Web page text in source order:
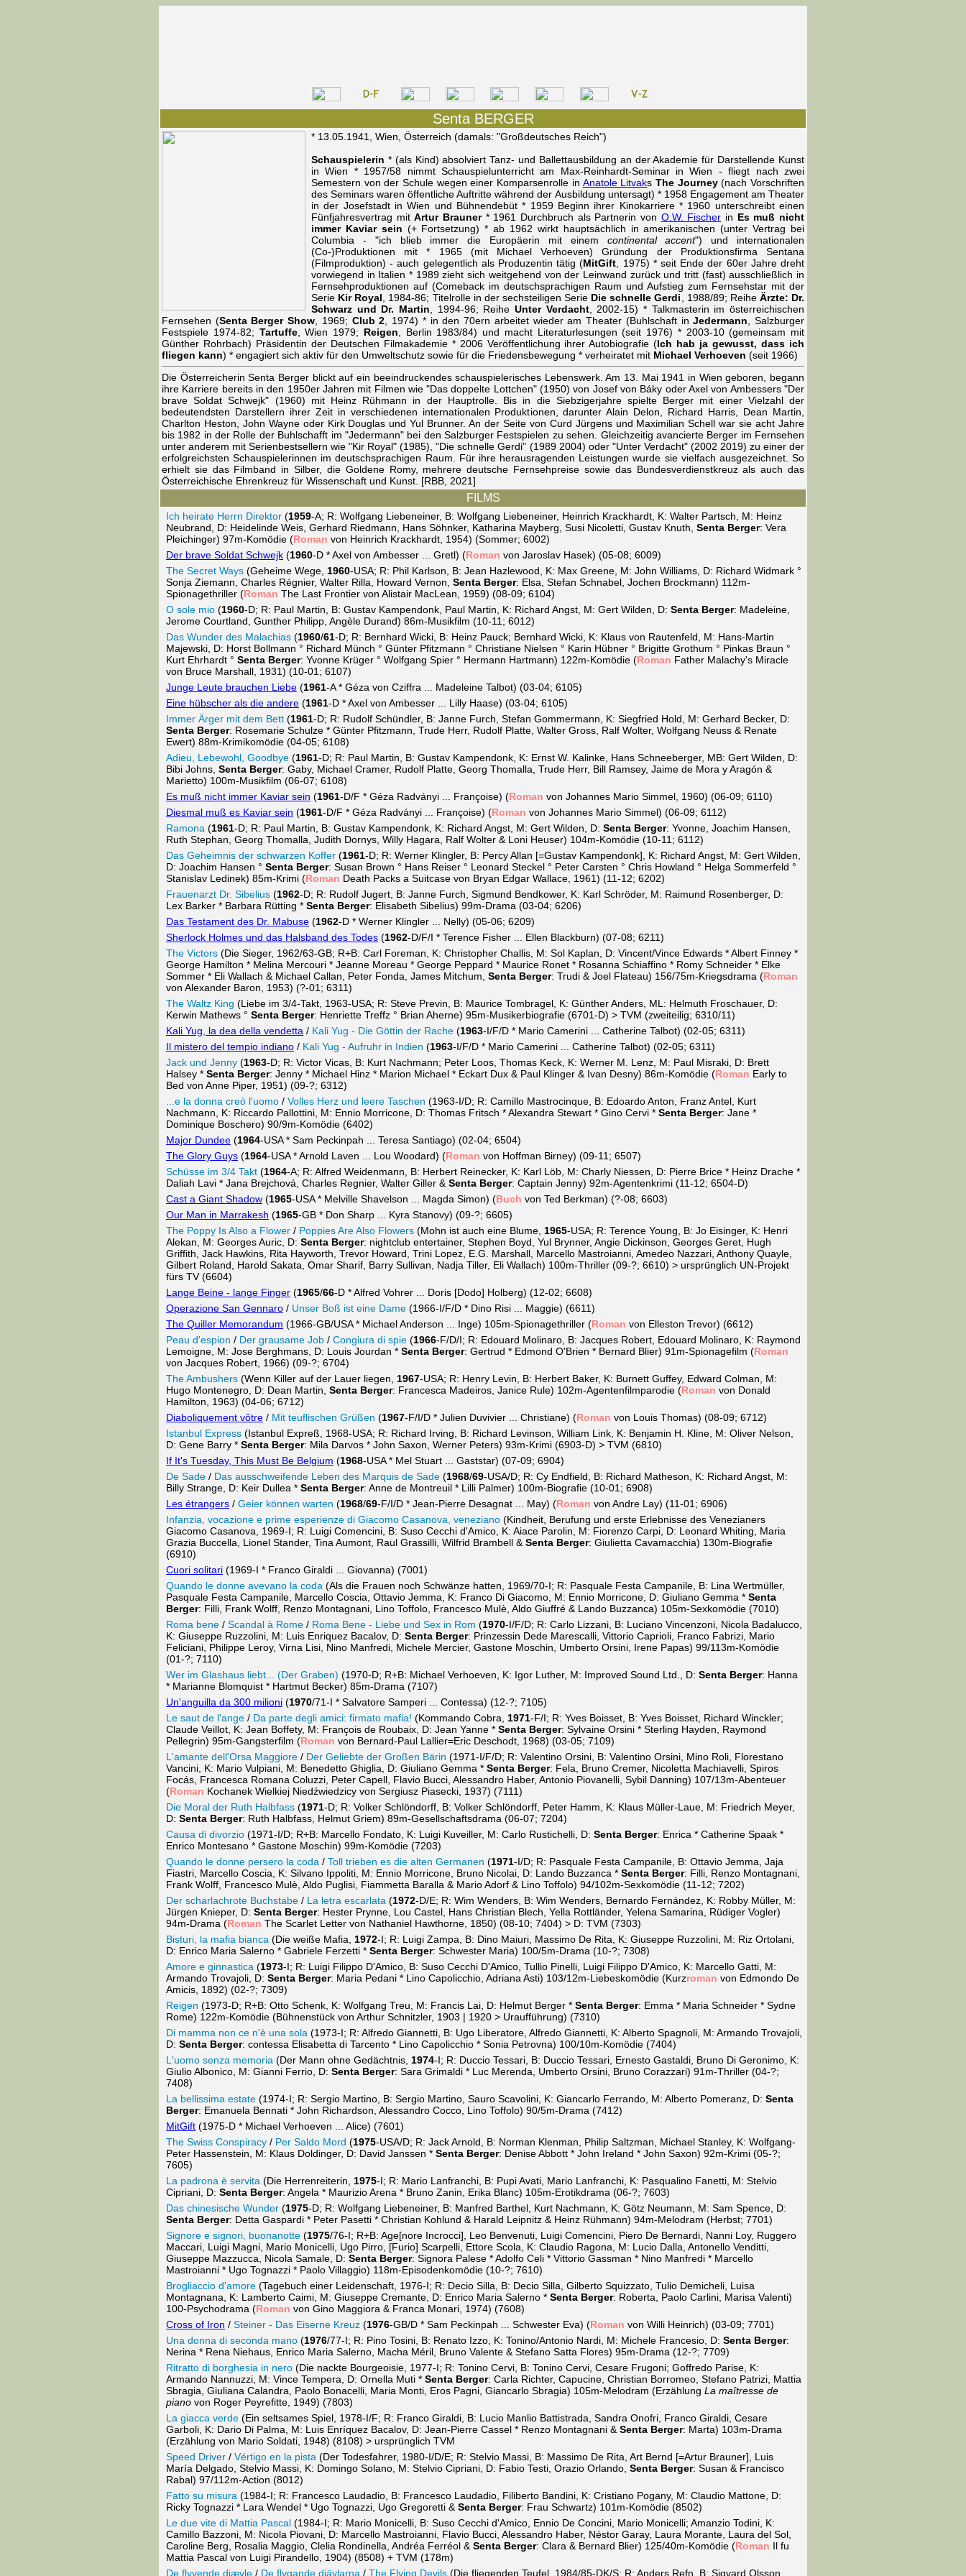
Senta BERGER
* 13.05.1941, Wien, Österreich (damals: "Großdeutsches Reich")
Schauspielerin * (als Kind) absolviert Tanz- und Ballettausbildung an der Akademie für Darstellende Kunst
in Wien * 1957/58 nimmt Schauspielunterricht am Max-Reinhardt-Seminar in Wien - fliegt nach zwei
Semestern von der Schule wegen einer Komparsenrolle in Anatole Litvaks The Journey(nach Vorschriften
des Seminars waren öffentliche Auftritte während der Ausbildung untersagt) * 1958 Engagement am Theater
in der Josefstadt in Wien und Bühnendebüt * 1959 Beginn ihrer Kinokarriere * 1960 unterschreibt einen
Fünfjahresvertrag mitArtur Brauner* 1961 Durchbruch als Partnerin von O.W. Fischer in Es muß nicht
immer Kaviar sein (+ Fortsetzung) * ab 1962 wirkt hauptsächlich in amerikanischen (unter Vertrag bei
Columbia - "ich blieb immer die Europäerin mit einem continental accent") und internationalen
(Co-)Produktionen mit * 1965 (mit Michael Verhoeven) Gründung der Produktionsfirma Sentana
(Filmproduktion) - auch gelegentlich als Produzentin tätig (MitGift , 1975) * seit Ende der 60er Jahre dreht
vorwiegend in Italien * 1989 zieht sich weitgehend von der Leinwand zurück und tritt (fast) ausschließlich in
Fernsehproduktionen auf (Comeback im deutschsprachigen Raum und Aufstieg zum Fernsehstar mit der
Serie Kir Royal , 1984-86; Titelrolle in der sechsteiligen Serie Die schnelle Gerdi , 1988/89; Reihe Ärzte: Dr.
Schwarz und Dr. Martin , 1994-96; Reihe Unter Verdacht, 2002-15) * Talkmasterin im österreichischen
Fernsehen (Senta Berger Show , 1969; Club 2 , 1974) * in den 70ern arbeitet wieder am Theater (Buhlschaft inJedermann , Salzburger
Festspiele 1974-82; Tartuffe, Wien 1979; Reigen , Berlin 1983/84) und macht Literaturlesungen (seit 1976) * 2003-10 (gemeinsam mit
Günther Rohrbach) Präsidentin der Deutschen Filmakademie * 2006 Veröffentlichung ihrer Autobiografie (Ich hab ja gewusst, dass ich
fliegen kann) * engagiert sich aktiv für den Umweltschutz sowie für die Friedensbewegung * verheiratet mit Michael Verhoeven (seit 1966)
Die Österreicherin Senta Berger blickt auf ein beeindruckendes schauspielerisches Lebenswerk. Am 13. Mai 1941 in Wien geboren, begann
ihre Karriere bereits in den 1950er Jahren mit Filmen wie "Das doppelte Lottchen" (1950) von Josef von Báky oder Axel von Ambessers "Der
brave Soldat Schwejk" (1960) mit Heinz Rühmann in der Hauptrolle. Bis in die Siebzigerjahre spielte Berger mit einer Vielzahl der
bedeutendsten Darstellern ihrer Zeit in verschiedenen internationalen Produktionen, darunter Alain Delon, Richard Harris, Dean Martin,
Charlton Heston, John Wayne oder Kirk Douglas und Yul Brunner. An der Seite von Curd Jürgens und Maximilian Schell war sie acht Jahre
bis 1982 in der Rolle der Buhlschafft im "Jedermann" bei den Salzburger Festspielen zu sehen. Gleichzeitig avancierte Berger im Fernsehen
unter anderem mit Serienbestsellern wie "Kir Royal" (1985), "Die schnelle Gerdi" (1989 2004) oder "Unter Verdacht" (2002 2019) zu einer der
erfolgreichsten Schauspielerinnen im deutschsprachigen Raum. Für ihre herausragenden Leistungen wurde sie vielfach ausgezeichnet. So
erhielt sie das Filmband in Silber, die Goldene Romy, mehrere deutsche Fernsehpreise sowie das Bundesverdienstkreuz als auch das
Österreichische Ehrenkreuz für Wissenschaft und Kunst. [RBB, 2021]
FILMS
Ich heirate Herrn Direktor (1959-A; R: Wolfgang Liebeneiner, B: Wolfgang Liebeneiner, Heinrich Krackhardt, K: Walter Partsch, M: Heinz
Neubrand, D: Heidelinde Weis, Gerhard Riedmann, Hans Söhnker, Katharina Mayberg, Susi Nicoletti, Gustav Knuth, Senta Berger: Vera
Pleichinger) 97m-Komödie (Roman von Heinrich Krackhardt, 1954) (Sommer; 6002)
Der brave Soldat Schwejk (1960-D * Axel von Ambesser ... Gretl) (Roman von Jaroslav Hasek) (05-08; 6009)
The Secret Ways (Geheime Wege, 1960-USA; R: Phil Karlson, B: Jean Hazlewood, K: Max Greene, M: John Williams, D: Richard Widmark °
Sonja Ziemann, Charles Régnier, Walter Rilla, Howard Vernon, Senta Berger: Elsa, Stefan Schnabel, Jochen Brockmann) 112m-
Spionagethriller (Roman The Last Frontier von Alistair MacLean, 1959) (08-09; 6104)
O sole mio (1960-D; R: Paul Martin, B: Gustav Kampendonk, Paul Martin, K: Richard Angst, M: Gert Wilden, D: Senta Berger: Madeleine,
Jerome Courtland, Gunther Philipp, Angèle Durand) 86m-Musikfilm (10-11; 6012)
Das Wunder des Malachias (1960/61-D; R: Bernhard Wicki, B: Heinz Pauck; Bernhard Wicki, K: Klaus von Rautenfeld, M: Hans-Martin
Majewski, D: Horst Bollmann ° Richard Münch ° Günter Pfitzmann ° Christiane Nielsen ° Karin Hübner ° Brigitte Grothum ° Pinkas Braun °
Kurt Ehrhardt ° Senta Berger: Yvonne Krüger ° Wolfgang Spier ° Hermann Hartmann) 122m-Komödie (Roman Father Malachy's Miracle
von Bruce Marshall, 1931) (10-01; 6107)
Junge Leute brauchen Liebe (1961-A * Géza von Cziffra ... Madeleine Talbot) (03-04; 6105)
Eine hübscher als die andere (1961-D * Axel von Ambesser ... Lilly Haase) (03-04; 6105)
Immer Ärger mit dem Bett (1961-D; R: Rudolf Schündler, B: Janne Furch, Stefan Gommermann, K: Siegfried Hold, M: Gerhard Becker, D:
Senta Berger: Rosemarie Schulze * Günter Pfitzmann, Trude Herr, Rudolf Platte, Walter Gross, Ralf Wolter, Wolfgang Neuss & Renate
Ewert) 88m-Krimikomödie (04-05; 6108)
Adieu, Lebewohl, Goodbye (1961-D; R: Paul Martin, B: Gustav Kampendonk, K: Ernst W. Kalinke, Hans Schneeberger, MB: Gert Wilden, D:
Bibi Johns, Senta Berger: Gaby, Michael Cramer, Rudolf Platte, Georg Thomalla, Trude Herr, Bill Ramsey, Jaime de Mora y Aragón &
Marietto) 100m-Musikfilm (06-07; 6108)
Es muß nicht immer Kaviar sein (1961-D/F * Géza Radványi ... Françoise) (Roman von Johannes Mario Simmel, 1960) (06-09; 6110)
Diesmal muß es Kaviar sein (1961-D/F * Géza Radványi ... Françoise) (Roman von Johannes Mario Simmel) (06-09; 6112)
Ramona (1961-D; R: Paul Martin, B: Gustav Kampendonk, K: Richard Angst, M: Gert Wilden, D: Senta Berger: Yvonne, Joachim Hansen,
Ruth Stephan, Georg Thomalla, Judith Dornys, Willy Hagara, Ralf Wolter & Loni Heuser) 104m-Komödie (10-11; 6112)
Das Geheimnis der schwarzen Koffer (1961-D; R: Werner Klingler, B: Percy Allan [=Gustav Kampendonk], K: Richard Angst, M: Gert Wilden,
D: Joachim Hansen ° Senta Berger: Susan Brown ° Hans Reiser ° Leonard Steckel ° Peter Carsten ° Chris Howland ° Helga Sommerfeld °
Stanislav Ledinek) 85m-Krimi (Roman Death Packs a Suitcase von Bryan Edgar Wallace, 1961) (11-12; 6202)
Frauenarzt Dr. Sibelius (1962-D; R: Rudolf Jugert, B: Janne Furch, Sigmund Bendkower, K: Karl Schröder, M: Raimund Rosenberger, D:
Lex Barker * Barbara Rütting * Senta Berger: Elisabeth Sibelius) 99m-Drama (03-04; 6206)
Das Testament des Dr. Mabuse (1962-D * Werner Klingler ... Nelly) (05-06; 6209)
Sherlock Holmes und das Halsband des Todes (1962-D/F/I * Terence Fisher ... Ellen Blackburn) (07-08; 6211)
The Victors (Die Sieger, 1962/63-GB; R+B: Carl Foreman, K: Christopher Challis, M: Sol Kaplan, D: Vincent/Vince Edwards * Albert Finney *
George Hamilton * Melina Mercouri * Jeanne Moreau * George Peppard * Maurice Ronet * Rosanna Schiaffino * Romy Schneider * Elke
Sommer * Eli Wallach & Michael Callan, Peter Fonda, James Mitchum, Senta Berger: Trudi & Joel Flateau) 156/75m-Kriegsdrama (Roman
von Alexander Baron, 1953) (?-01; 6311)
The Waltz King (Liebe im 3/4-Takt, 1963-USA; R: Steve Previn, B: Maurice Tombragel, K: Günther Anders, ML: Helmuth Froschauer, D:
Kerwin Mathews ° Senta Berger: Henriette Treffz ° Brian Aherne) 95m-Musikerbiografie (6701-D) > TVM (zweiteilig; 6310/11)
Kali Yug, la dea della vendetta / Kali Yug - Die Göttin der Rache (1963-I/F/D * Mario Camerini ... Catherine Talbot) (02-05; 6311)
Il mistero del tempio indiano / Kali Yug - Aufruhr in Indien (1963-I/F/D * Mario Camerini ... Catherine Talbot) (02-05; 6311)
Jack und Jenny (1963-D; R: Victor Vicas, B: Kurt Nachmann; Peter Loos, Thomas Keck, K: Werner M. Lenz, M: Paul Misraki, D: Brett
Halsey * Senta Berger: Jenny * Michael Hinz * Marion Michael * Eckart Dux & Paul Klinger & Ivan Desny) 86m-Komödie (Roman Early to
Bed von Anne Piper, 1951) (09-?; 6312)
...e la donna creò l'uomo / Volles Herz und leere Taschen (1963-I/D; R: Camillo Mastrocinque, B: Edoardo Anton, Franz Antel, Kurt
Nachmann, K: Riccardo Pallottini, M: Ennio Morricone, D: Thomas Fritsch * Alexandra Stewart * Gino Cervi * Senta Berger: Jane *
Dominique Boschero) 90/9m-Komödie (6402)
Major Dundee (1964-USA * Sam Peckinpah ... Teresa Santiago) (02-04; 6504)
The Glory Guys (1964-USA * Arnold Laven ... Lou Woodard) (Roman von Hoffman Birney) (09-11; 6507)
Schüsse im 3/4 Takt (1964-A; R: Alfred Weidenmann, B: Herbert Reinecker, K: Karl Löb, M: Charly Niessen, D: Pierre Brice * Heinz Drache *
Daliah Lavi * Jana Brejchová, Charles Regnier, Walter Giller & Senta Berger: Captain Jenny) 92m-Agentenkrimi (11-12; 6504-D)
Cast a Giant Shadow (1965-USA * Melville Shavelson ... Magda Simon) (Buch von Ted Berkman) (?-08; 6603)
Our Man in Marrakesh (1965-GB * Don Sharp ... Kyra Stanovy) (09-?; 6605)
The Poppy Is Also a Flower / Poppies Are Also Flowers (Mohn ist auch eine Blume, 1965-USA; R: Terence Young, B: Jo Eisinger, K: Henri
Alekan, M: Georges Auric, D: Senta Berger: nightclub entertainer, Stephen Boyd, Yul Brynner, Angie Dickinson, Georges Geret, Hugh
Griffith, Jack Hawkins, Rita Hayworth, Trevor Howard, Trini Lopez, E.G. Marshall, Marcello Mastroianni, Amedeo Nazzari, Anthony Quayle,
Gilbert Roland, Harold Sakata, Omar Sharif, Barry Sullivan, Nadja Tiller, Eli Wallach) 100m-Thriller (09-?; 6610) > ursprünglich UN-Projekt
fürs TV (6604)
Lange Beine - lange Finger (1965/66-D * Alfred Vohrer ... Doris [Dodo] Holberg) (12-02; 6608)
Operazione San Gennaro / Unser Boß ist eine Dame (1966-I/F/D * Dino Risi ... Maggie) (6611)
The Quiller Memorandum (1966-GB/USA * Michael Anderson ... Inge) 105m-Spionagethriller (Roman von Elleston Trevor) (6612)
Peau d'espion / Der grausame Job / Congiura di spie (1966-F/D/I; R: Edouard Molinaro, B: Jacques Robert, Edouard Molinaro, K: Raymond
Lemoigne, M: Jose Berghmans, D: Louis Jourdan * Senta Berger: Gertrud * Edmond O'Brien * Bernard Blier) 91m-Spionagefilm (Roman
von Jacques Robert, 1966) (09-?; 6704)
The Ambushers (Wenn Killer auf der Lauer liegen, 1967-USA; R: Henry Levin, B: Herbert Baker, K: Burnett Guffey, Edward Colman, M:
Hugo Montenegro, D: Dean Martin, Senta Berger: Francesca Madeiros, Janice Rule) 102m-Agentenfilmparodie (Roman von Donald
Hamilton, 1963) (04-06; 6712)
Diaboliquement vôtre / Mit teuflischen Grüßen (1967-F/I/D * Julien Duvivier ... Christiane) (Roman von Louis Thomas) (08-09; 6712)
Istanbul Express (Istanbul Expreß, 1968-USA; R: Richard Irving, B: Richard Levinson, William Link, K: Benjamin H. Kline, M: Oliver Nelson,
D: Gene Barry * Senta Berger: Mila Darvos * John Saxon, Werner Peters) 93m-Krimi (6903-D) > TVM (6810)
If It's Tuesday, This Must Be Belgium (1968-USA * Mel Stuart ... Gaststar) (07-09; 6904)
De Sade / Das ausschweifende Leben des Marquis de Sade (1968/69-USA/D; R: Cy Endfield, B: Richard Matheson, K: Richard Angst, M:
Billy Strange, D: Keir Dullea * Senta Berger: Anne de Montreuil * Lilli Palmer) 100m-Biografie (10-01; 6908)
Les étrangers / Geier können warten (1968/69-F/I/D * Jean-Pierre Desagnat ... May) (Roman von Andre Lay) (11-01; 6906)
Infanzia, vocazione e prime esperienze di Giacomo Casanova, veneziano (Kindheit, Berufung und erste Erlebnisse des Venezianers
Giacomo Casanova, 1969-I; R: Luigi Comencini, B: Suso Cecchi d'Amico, K: Aiace Parolin, M: Fiorenzo Carpi, D: Leonard Whiting, Maria
Grazia Buccella, Lionel Stander, Tina Aumont, Raul Grassilli, Wilfrid Brambell & Senta Berger: Giulietta Cavamacchia) 130m-Biografie
(6910)
Cuori solitari (1969-I * Franco Giraldi ... Giovanna) (7001)
Quando le donne avevano la coda (Als die Frauen noch Schwänze hatten, 1969/70-I; R: Pasquale Festa Campanile, B: Lina Wertmüller,
Pasquale Festa Campanile, Marcello Coscia, Ottavio Jemma, K: Franco Di Giacomo, M: Ennio Morricone, D: Giuliano Gemma * Senta
Berger: Filli, Frank Wolff, Renzo Montagnani, Lino Toffolo, Francesco Mulè, Aldo Giuffré & Lando Buzzanca) 105m-Sexkomödie (7010)
Roma bene / Scandal à Rome / Roma Bene - Liebe und Sex in Rom (1970-I/F/D; R: Carlo Lizzani, B: Luciano Vincenzoni, Nicola Badalucco,
K: Giuseppe Ruzzolini, M: Luis Enriquez Bacalov, D: Senta Berger: Prinzessin Dede Marescalli, Vittorio Caprioli, Franco Fabrizi, Mario
Feliciani, Philippe Leroy, Virna Lisi, Nino Manfredi, Michele Mercier, Gastone Moschin, Umberto Orsini, Irene Papas) 99/113m-Komödie
(01-?; 7110)
Wer im Glashaus liebt... (Der Graben) (1970-D; R+B: Michael Verhoeven, K: Igor Luther, M: Improved Sound Ltd., D: Senta Berger: Hanna
* Marianne Blomquist * Hartmut Becker) 85m-Drama (7107)
Un'anguilla da 300 milioni (1970/71-I * Salvatore Samperi ... Contessa) (12-?; 7105)
Le saut de l'ange / Da parte degli amici: firmato mafia! (Kommando Cobra, 1971-F/I; R: Yves Boisset, B: Yves Boisset, Richard Winckler;
Claude Veillot, K: Jean Boffety, M: François de Roubaix, D: Jean Yanne * Senta Berger: Sylvaine Orsini * Sterling Hayden, Raymond
Pellegrin) 95m-Gangsterfilm (Roman von Bernard-Paul Lallier=Eric Deschodt, 1968) (03-05; 7109)
L'amante dell'Orsa Maggiore / Der Geliebte der Großen Bärin (1971-I/F/D; R: Valentino Orsini, B: Valentino Orsini, Mino Roli, Florestano
Vancini, K: Mario Vulpiani, M: Benedetto Ghiglia, D: Giuliano Gemma * Senta Berger: Fela, Bruno Cremer, Nicoletta Machiavelli, Spiros
Focás, Francesca Romana Coluzzi, Peter Capell, Flavio Bucci, Alessandro Haber, Antonio Piovanelli, Sybil Danning) 107/13m-Abenteuer
(Roman Kochanek Wielkiej Niedźwiedzicy von Sergiusz Piasecki, 1937) (7111)
Die Moral der Ruth Halbfass (1971-D; R: Volker Schlöndorff, B: Volker Schlöndorff, Peter Hamm, K: Klaus Müller-Laue, M: Friedrich Meyer,
D: Senta Berger: Ruth Halbfass, Helmut Griem) 89m-Gesellschaftsdrama (06-07; 7204)
Causa di divorzio (1971-I/D; R+B: Marcello Fondato, K: Luigi Kuveiller, M: Carlo Rustichelli, D: Senta Berger: Enrica * Catherine Spaak *
Enrico Montesano * Gastone Moschin) 99m-Komödie (7203)
Quando le donne persero la coda / Toll trieben es die alten Germanen (1971-I/D; R: Pasquale Festa Campanile, B: Ottavio Jemma, Jaja
Fiastri, Marcello Coscia, K: Silvano Ippoliti, M: Ennio Morricone, Bruno Nicolai, D: Lando Buzzanca * Senta Berger: Filli, Renzo Montagnani,
Frank Wolff, Francesco Mulè, Aldo Puglisi, Fiammetta Baralla & Mario Adorf & Lino Toffolo) 94/102m-Sexkomödie (11-12; 7202)
Der scharlachrote Buchstabe / La letra escarlata (1972-D/E; R: Wim Wenders, B: Wim Wenders, Bernardo Fernández, K: Robby Müller, M:
Jürgen Knieper, D: Senta Berger: Hester Prynne, Lou Castel, Hans Christian Blech, Yella Rottländer, Yelena Samarina, Rüdiger Vogler)
94m-Drama (Roman The Scarlet Letter von Nathaniel Hawthorne, 1850) (08-10; 7404) > D: TVM (7303)
Bisturi, la mafia bianca (Die weiße Mafia, 1972-I; R: Luigi Zampa, B: Dino Maiuri, Massimo De Rita, K: Giuseppe Ruzzolini, M: Riz Ortolani,
D: Enrico Maria Salerno * Gabriele Ferzetti * Senta Berger: Schwester Maria) 100/5m-Drama (10-?; 7308)
Amore e ginnastica (1973-I; R: Luigi Filippo D'Amico, B: Suso Cecchi D'Amico, Tullio Pinelli, Luigi Filippo D'Amico, K: Marcello Gatti, M:
Armando Trovajoli, D: Senta Berger: Maria Pedani * Lino Capolicchio, Adriana Asti) 103/12m-Liebeskomödie (Kurzroman von Edmondo De
Amicis, 1892) (02-?; 7309)
Reigen (1973-D; R+B: Otto Schenk, K: Wolfgang Treu, M: Francis Lai, D: Helmut Berger * Senta Berger: Emma * Maria Schneider * Sydne
Rome) 122m-Komödie (Bühnenstück von Arthur Schnitzler, 1903 | 1920 > Uraufführung) (7310)
Di mamma non ce n'è una sola (1973-I; R: Alfredo Giannetti, B: Ugo Liberatore, Alfredo Giannetti, K: Alberto Spagnoli, M: Armando Trovajoli,
D: Senta Berger: contessa Elisabetta di Tarcento * Lino Capolicchio * Sonia Petrovna) 100/10m-Komödie (7404)
L'uomo senza memoria (Der Mann ohne Gedächtnis, 1974-I; R: Duccio Tessari, B: Duccio Tessari, Ernesto Gastaldi, Bruno Di Geronimo, K:
Giulio Albonico, M: Gianni Ferrio, D: Senta Berger: Sara Grimaldi * Luc Merenda, Umberto Orsini, Bruno Corazzari) 91m-Thriller (04-?;
7408)
La bellissima estate (1974-I; R: Sergio Martino, B: Sergio Martino, Sauro Scavolini, K: Giancarlo Ferrando, M: Alberto Pomeranz, D: Senta
Berger: Emanuela Bennati * John Richardson, Alessandro Cocco, Lino Toffolo) 90/5m-Drama (7412)
MitGift (1975-D * Michael Verhoeven ... Alice) (7601)
The Swiss Conspiracy / Per Saldo Mord (1975-USA/D; R: Jack Arnold, B: Norman Klenman, Philip Saltzman, Michael Stanley, K: Wolfgang-
Peter Hassenstein, M: Klaus Doldinger, D: David Janssen * Senta Berger: Denise Abbott * John Ireland * John Saxon) 92m-Krimi (05-?;
7605)
La padrona è servita (Die Herrenreiterin, 1975-I; R: Mario Lanfranchi, B: Pupi Avati, Mario Lanfranchi, K: Pasqualino Fanetti, M: Stelvio
Cipriani, D: Senta Berger: Angela * Maurizio Arena * Bruno Zanin, Erika Blanc) 105m-Erotikdrama (06-?; 7603)
Das chinesische Wunder (1975-D; R: Wolfgang Liebeneiner, B: Manfred Barthel, Kurt Nachmann, K: Götz Neumann, M: Sam Spence, D:
Senta Berger: Detta Gaspardi * Peter Pasetti * Christian Kohlund & Harald Leipnitz & Heinz Rühmann) 94m-Melodram (Herbst; 7701)
Signore e signori, buonanotte (1975/76-I; R+B: Age[nore Incrocci], Leo Benvenuti, Luigi Comencini, Piero De Bernardi, Nanni Loy, Ruggero
Maccari, Luigi Magni, Mario Monicelli, Ugo Pirro, [Furio] Scarpelli, Ettore Scola, K: Claudio Ragona, M: Lucio Dalla, Antonello Venditti,
Giuseppe Mazzucca, Nicola Samale, D: Senta Berger: Signora Palese * Adolfo Celi * Vittorio Gassman * Nino Manfredi * Marcello
Mastroianni * Ugo Tognazzi * Paolo Villaggio) 118m-Episodenkomödie (10-?; 7610)
Brogliaccio d'amore (Tagebuch einer Leidenschaft, 1976-I; R: Decio Silla, B: Decio Silla, Gilberto Squizzato, Tulio Demicheli, Luisa
Montagnana, K: Lamberto Caimi, M: Giuseppe Cremante, D: Enrico Maria Salerno * Senta Berger: Roberta, Paolo Carlini, Marisa Valenti)
100-Psychodrama (Roman von Gino Maggiora & Franca Monari, 1974) (7608)
Cross of Iron / Steiner - Das Eiserne Kreuz (1976-GB/D * Sam Peckinpah ... Schwester Eva) (Roman von Willi Heinrich) (03-09; 7701)
Una donna di seconda mano (1976/77-I; R: Pino Tosini, B: Renato Izzo, K: Tonino/Antonio Nardi, M: Michele Francesio, D: Senta Berger:
Nerina * Rena Niehaus, Enrico Maria Salerno, Macha Méril, Bruno Valente & Stefano Satta Flores) 95m-Drama (12-?; 7709)
Ritratto di borghesia in nero (Die nackte Bourgeoisie, 1977-I; R: Tonino Cervi, B: Tonino Cervi, Cesare Frugoni; Goffredo Parise, K:
Armando Nannuzzi, M: Vince Tempera, D: Ornella Muti * Senta Berger: Carla Richter, Capucine, Christian Borromeo, Stefano Patrizi, Mattia
Sbragia, Giuliana Calandra, Paolo Bonacelli, Maria Monti, Eros Pagni, Giancarlo Sbragia) 105m-Melodram (Erzählung La maîtresse de
piano von Roger Peyrefitte, 1949) (7803)
La giacca verde (Ein seltsames Spiel, 1978-I/F; R: Franco Giraldi, B: Lucio Manlio Battistrada, Sandra Onofri, Franco Giraldi, Cesare
Garboli, K: Dario Di Palma, M: Luis Enríquez Bacalov, D: Jean-Pierre Cassel * Renzo Montagnani & Senta Berger: Marta) 103m-Drama
(Erzählung von Mario Soldati, 1948) (8108) > ursprünglich TVM
Speed Driver / Vértigo en la pista (Der Todesfahrer, 1980-I/D/E; R: Stelvio Massi, B: Massimo De Rita, Art Bernd [=Artur Brauner], Luis
María Delgado, Stelvio Massi, K: Domingo Solano, M: Stelvio Cipriani, D: Fabio Testi, Orazio Orlando, Senta Berger: Susan & Francisco
Rabal) 97/112m-Action (8012)
Fatto su misura (1984-I; R: Francesco Laudadio, B: Francesco Laudadio, Filiberto Bandini, K: Cristiano Pogany, M: Claudio Mattone, D:
Ricky Tognazzi * Lara Wendel * Ugo Tognazzi, Ugo Gregoretti & Senta Berger: Frau Schwartz) 101m-Komödie (8502)
Le due vite di Mattia Pascal (1984-I; R: Mario Monicelli, B: Suso Cecchi d'Amico, Ennio De Concini, Mario Monicelli; Amanzio Todini, K:
Camillo Bazzoni, M: Nicola Piovani, D: Marcello Mastroianni, Flavio Bucci, Alessandro Haber, Néstor Garay, Laura Morante, Laura del Sol,
Caroline Berg, Rosalia Maggio, Clelia Rondinella, Andréa Ferréol & Senta Berger: Clara & Bernard Blier) 125/40m-Komödie (Roman Il fu
Mattia Pascal von Luigi Pirandello, 1904) (8508) + TVM (178m)
De flyvende djævle / De flygande djävlarna / The Flying Devils (Die fliegenden Teufel, 1984/85-DK/S; R: Anders Refn, B: Sigvard Olsson,